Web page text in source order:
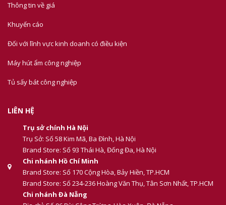
Thông tin về giá
Khuyến cáo
Đối với lĩnh vực kinh doanh có điều kiện
Máy hút ẩm công nghiệp
Tủ sấy bát công nghiệp
LIÊN HỆ
Trụ sở chính Hà Nội
Trụ Sở: Số 58 Kim Mã, Ba Đình, Hà Nội
Brand Store: Số 93 Thái Hà, Đống Đa, Hà Nội
Chi nhánh Hồ Chí Minh
Brand Store: Số 170 Cộng Hòa, Bảy Hiền, TP.HCM
Brand Store: Số 234-236 Hoàng Văn Thụ, Tân Sơn Nhất, TP.HCM
Chi nhánh Đà Nẵng